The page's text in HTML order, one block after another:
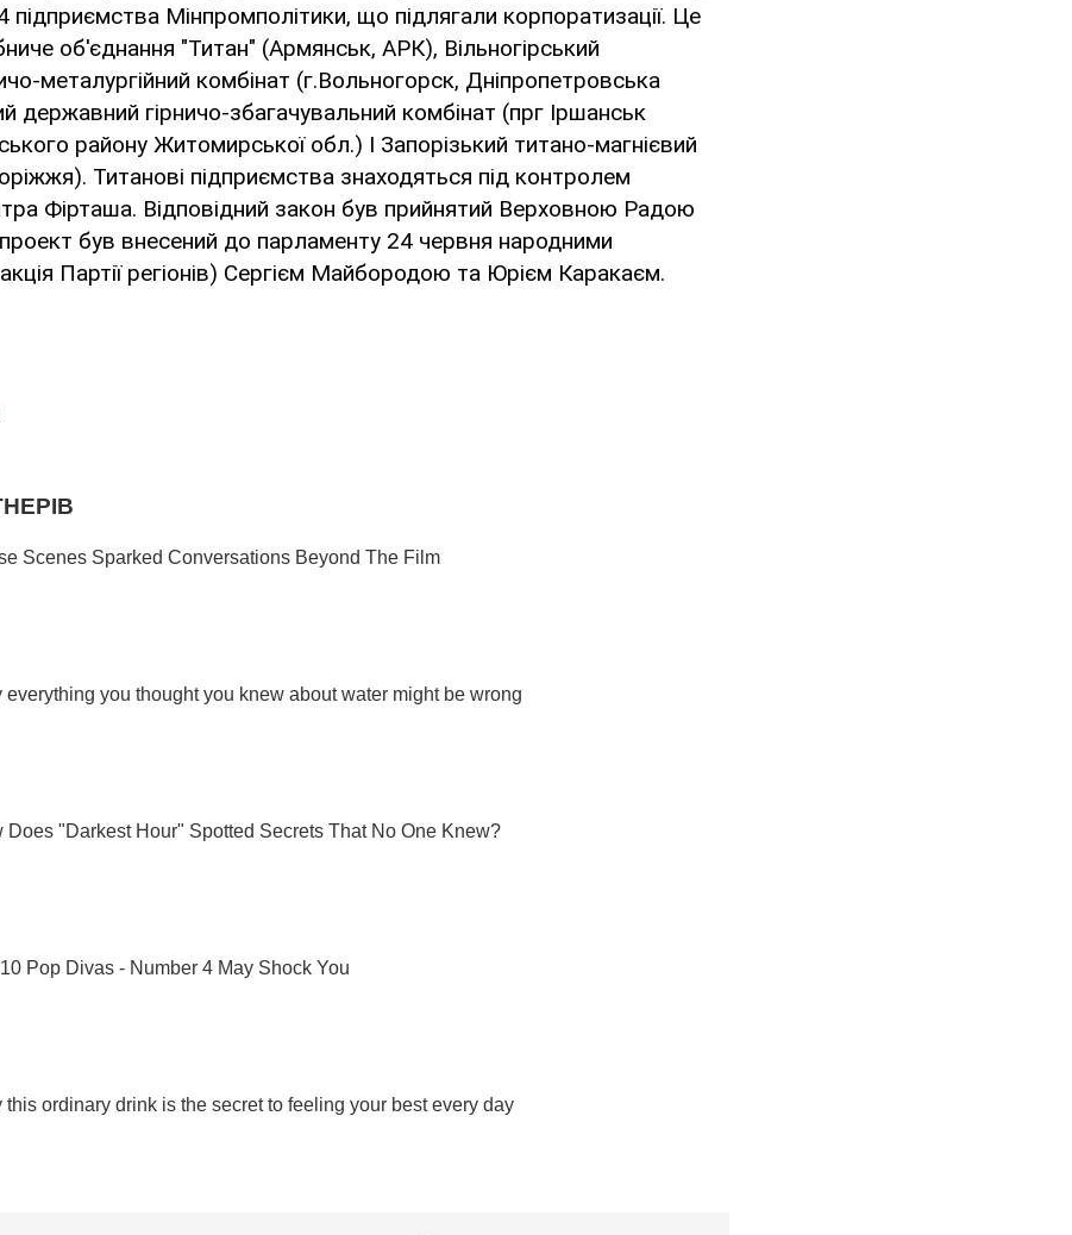
Мінпромполітики, що підлягали корпоратизації. Це
об'єднання "Титан" (Армянськ, АРК), Вільногірський
металургійний комбінат (г.Вольногорск, Дніпропетровська
державний гірничо-збагачувальний комбінат (прг Іршанськ
району Житомирської обл.) І Запорізький титано-магнієвий
Титанові підприємства знаходяться під контролем
Фірташа. Відповідний закон був прийнятий Верховною Радою
був внесений до парламенту 24 червня народними
Партії регіонів) Сергієм Майбородою та Юрієм Каракаєм.